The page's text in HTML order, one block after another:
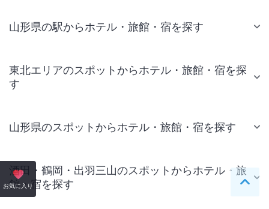
お気に入り ペー
山形県の駅からホテル・旅館・宿を探す
東北エリアのスポットからホテル・旅館・宿を探
す
山形県のスポットからホテル・旅館・宿を探す
酒田・鶴岡・出羽三山のスポットからホテル・旅
館・宿を探す